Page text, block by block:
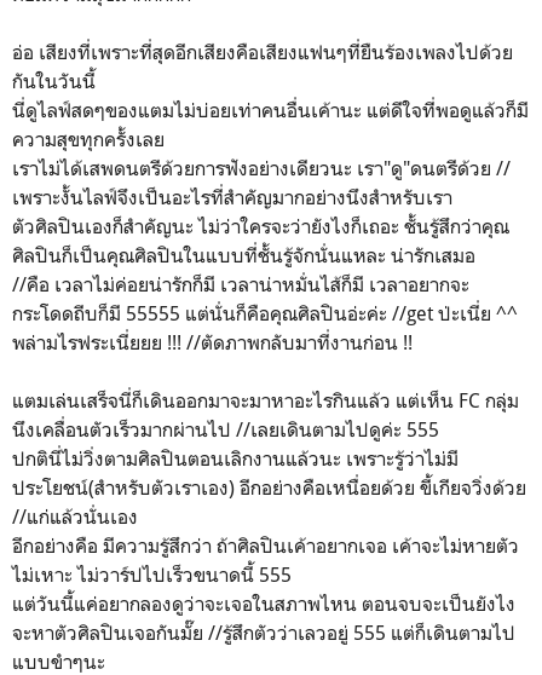
อ่อ เสียงที่เพราะที่สุดอีกเสียงคือเสียงแฟนๆที่ยืนร้องเพลงไปด้วย
กันในวันนี้
นี่ดูไลฟ์สดๆของแตมไม่บ่อยเท่าคนอื่นเค้านะ แต่ดีใจที่พอดูแล้วก็มี
ความสุขทุกครั้งเลย
เราไม่ได้เสพดนตรีด้วยการฟังอย่างเดียวนะ เรา"ดู"ดนตรีด้วย //
เพราะงั้นไลฟ์จึงเป็นอะไรที่สำคัญมากอย่างนึงสำหรับเรา
ตัวศิลปินเองก็สำคัญนะ ไม่ว่าใครจะว่ายังไงก็เถอะ ชั้นรู้สึกว่าคุณ
ศิลปินก็เป็นคุณศิลปินในแบบที่ชั้นรู้จักนั่นแหละ น่ารักเสมอ
//คือ เวลาไม่ค่อยน่ารักก็มี เวลาน่าหมั่นไส้ก็มี เวลาอยากจะ
กระโดดถีบก็มี 55555 แต่นั่นก็คือคุณศิลปินอ่ะค่ะ //get ป่ะเนี่ย ^^
พล่ามไรฟระเนี่ยยย !!! //ตัดภาพกลับมาที่งานก่อน !!
แตมเล่นเสร็จนี่ก็เดินออกมาจะมาหาอะไรกินแล้ว แต่เห็น FC กลุ่ม
นึงเคลื่อนตัวเร็วมากผ่านไป //เลยเดินตามไปดูค่ะ 555
ปกตินี่ไม่วิ่งตามศิลปินตอนเลิกงานแล้วนะ เพราะรู้ว่าไม่มี
ประโยชน์(สำหรับตัวเราเอง) อีกอย่างคือเหนื่อยด้วย ขี้เกียจวิ่งด้วย
//แก่แล้วนั่นเอง
อีกอย่างคือ มีความรู้สึกว่า ถ้าศิลปินเค้าอยากเจอ เค้าจะไม่หายตัว
ไม่เหาะ ไม่วาร์ปไปเร็วขนาดนี้ 555
แต่วันนี้แค่อยากลองดูว่าจะเจอในสภาพไหน ตอนจบจะเป็นยังไง
จะหาตัวศิลปินเจอกันมั๊ย //รู้สึกตัวว่าเลวอยู่ 555 แต่ก็เดินตามไป
แบบขำๆนะ